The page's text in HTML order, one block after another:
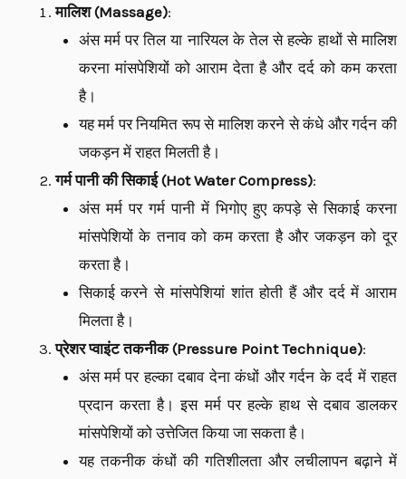
मालिश (Massage):
अंस मर्म पर तिल या नारियल के तेल से हल्के हाथों से मालिश
करना मांसपेशियों को आराम देता है और दर्द को कम करता
है।
यह मर्म पर नियमित रूप से मालिश करने से कंधे और गर्दन की
जकड़न में राहत मिलती है।
गर्म पानी की सिकाई (Hot Water Compress):
अंस मर्म पर गर्म पानी में भिगोए हुए कपड़े से सिकाई करना
मांसपेशियों के तनाव को कम करता है और जकड़न को दूर
करता है।
सिकाई करने से मांसपेशियां शांत होती हैं और दर्द में आराम
मिलता है।
प्रेशर प्वाइंट तकनीक (Pressure Point Technique):
अंस मर्म पर हल्का दबाव देना कंधों और गर्दन के दर्द में राहत
प्रदान करता है। इस मर्म पर हल्के हाथ से दबाव डालकर
मांसपेशियों को उत्तेजित किया जा सकता है।
यह तकनीक कंधों की गतिशीलता और लचीलापन बढ़ाने में